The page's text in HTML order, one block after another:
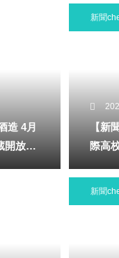
造 4月
開放２
新聞
【新
際高
新聞